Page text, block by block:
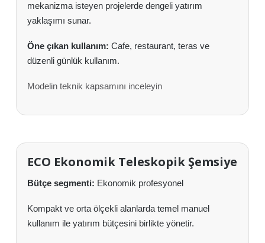
mekanizma isteyen projelerde dengeli yatırım
yaklaşımı sunar.
Öne çıkan kullanım: Cafe, restaurant, teras ve
düzenli günlük kullanım.
Modelin teknik kapsamını inceleyin
ECO Ekonomik Teleskopik Şemsiye
Bütçe segmenti: Ekonomik profesyonel
Kompakt ve orta ölçekli alanlarda temel manuel
kullanım ile yatırım bütçesini birlikte yönetir.